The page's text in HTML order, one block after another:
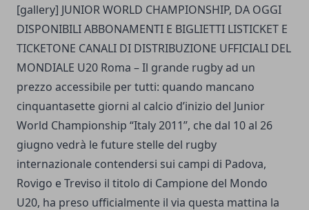
[gallery] JUNIOR WORLD CHAMPIONSHIP, DA OGGI
DISPONIBILI ABBONAMENTI E BIGLIETTI LISTICKET E
TICKETONE CANALI DI DISTRIBUZIONE UFFICIALI DEL
MONDIALE U20 Roma – Il grande rugby ad un
prezzo accessibile per tutti: quando mancano
cinquantasette giorni al calcio d’inizio del Junior
World Championship “Italy 2011”, che dal 10 al 26
giugno vedrà le future stelle del rugby
internazionale contendersi sui campi di Padova,
Rovigo e Treviso il titolo di Campione del Mondo
U20, ha preso ufficialmente il via questa mattina la